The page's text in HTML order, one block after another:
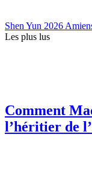
Shen Yun 2026
Les plus lus
Comment
l’héritier de